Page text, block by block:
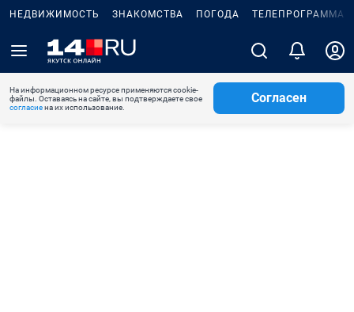
НЕДВИЖИМОСТЬ ЗНАКОМСТВА ПОГОДА ТЕЛЕПРОГРАММА
На информационном ресурсе применяются cookie-
файлы. Оставаясь на сайте, вы подтверждаете свое
согласиена их использование.
Согласен